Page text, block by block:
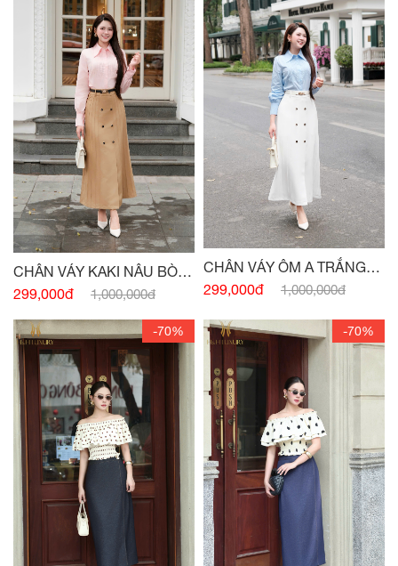
CHÂN VÁY KAKI NÂU BÒ
MÍ THÂN ĐÍNH CÚC -(HẾT
299,000đ 1,000,000đ
CHÂN VÁY ÔM A TRẮNG
299,000đ 1,000,000đ
-70% -70%